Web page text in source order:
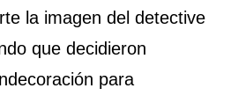
la imagen del detective
que decidieron
para